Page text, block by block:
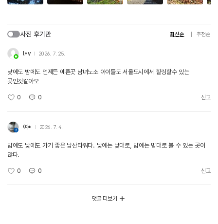
사진 후기만 최신순 추천순
l*v 2026. 7. 25.
낮에도 밤에도 언제든 예쁜곳 남녀노소 아이들도 서울도시에서 힐링할수 있는
곳인것같아오
0 0 신고
여* 2026. 7. 4.
밤에도 낮에도 가기 좋은 남산타워다. 낮에는 낮대로, 밤에는 밤대로 볼 수 있는 곳이
많다.
0 0 신고
댓글 더보기